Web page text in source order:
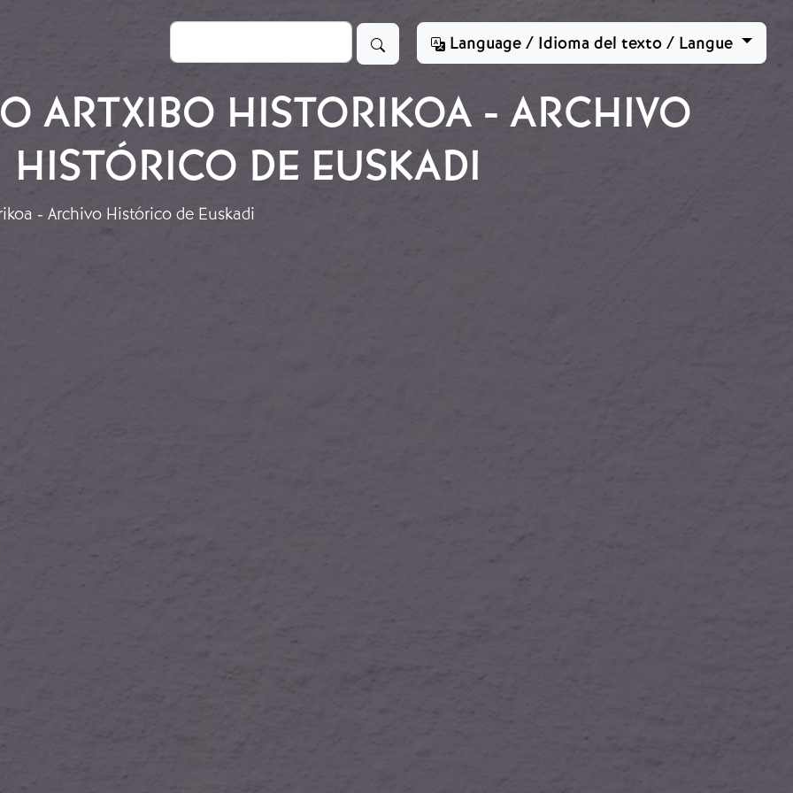
Buscar
Language / Idioma del texto / Langue
ARTXIBO HISTORIKOA - ARCHIVO
HISTÓRICO DE EUSKADI
- Archivo Histórico de Euskadi